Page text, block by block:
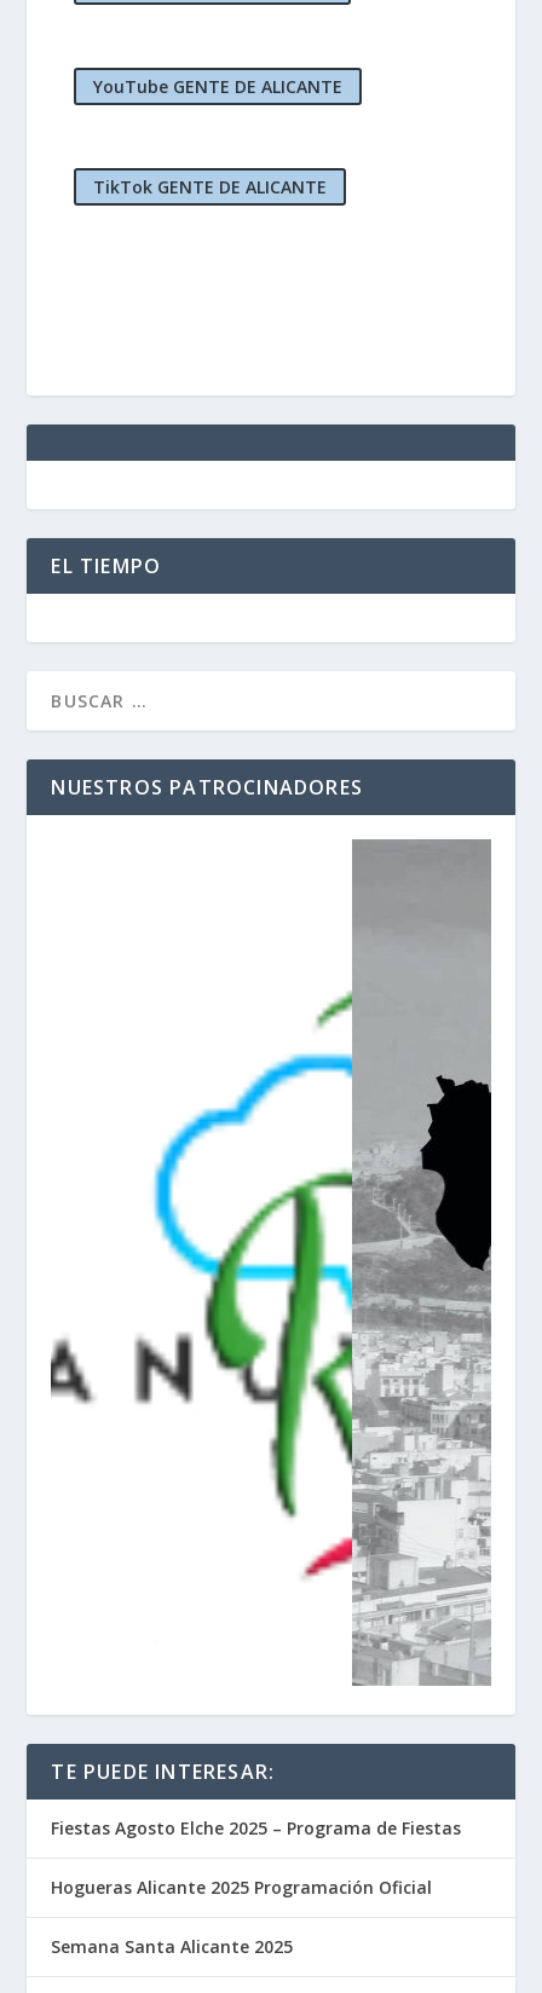
YouTube GENTE DE ALICANTE
TikTok GENTE DE ALICANTE
EL TIEMPO
NUESTROS PATROCINADORES
TE PUEDE INTERESAR:
Fiestas Agosto Elche 2025 – Programa de Fiestas
Hogueras Alicante 2025 Programación Oficial
Semana Santa Alicante 2025